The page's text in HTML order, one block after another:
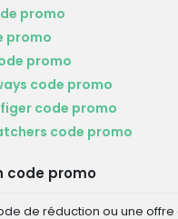
promo
promo
promo
code promo
code promo
code promo
code promo
de réduction ou une offre